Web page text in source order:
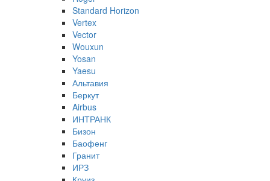
Standard Horizon
Vertex
Vector
Wouxun
Yosan
Yaesu
Альтавия
Беркут
Airbus
ИНТРАНК
Бизон
Баофенг
Гранит
ИРЗ